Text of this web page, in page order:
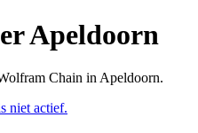
Apeldoorn
Chain in Apeldoorn.
niet actief.